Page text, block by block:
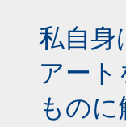
私自身
アー
もの